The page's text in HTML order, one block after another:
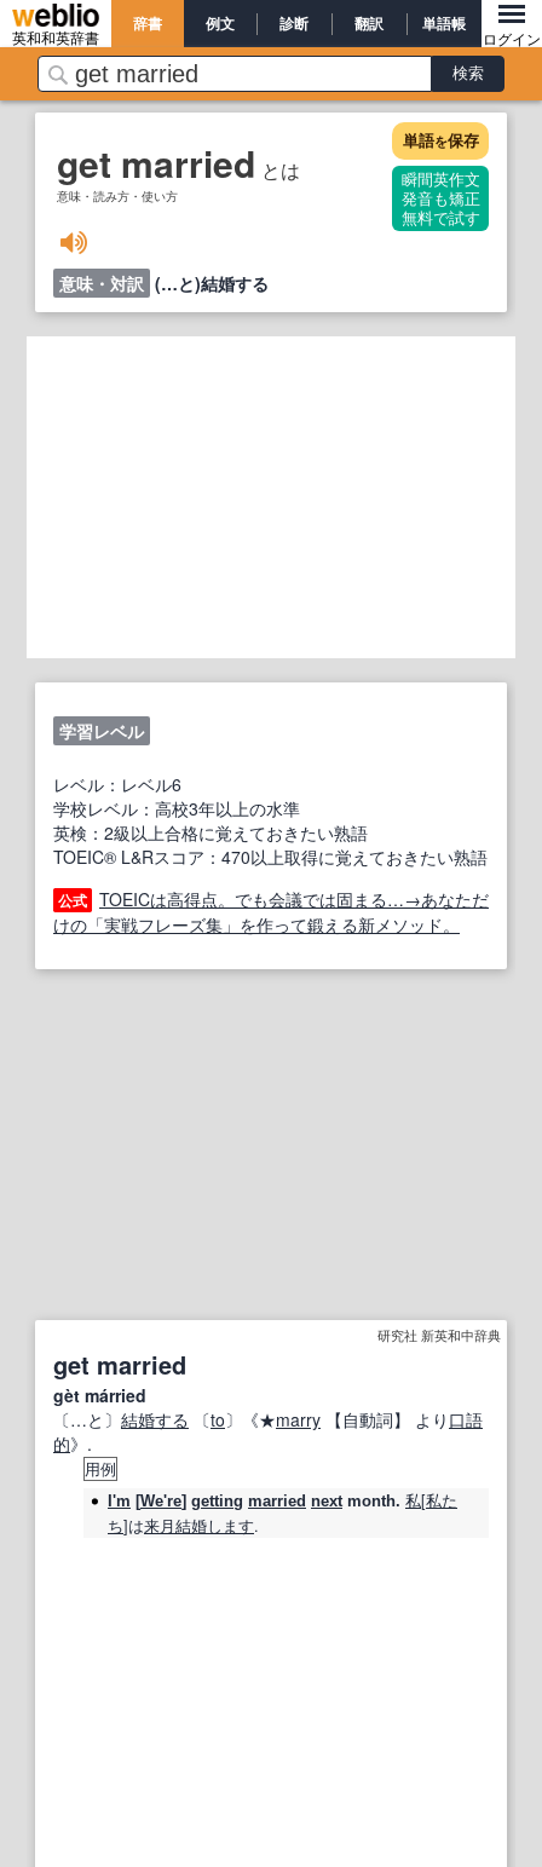
英和和英辞書
辞書 例文 診断 翻訳 単語帳
ログイン
get married とは
意味・読み方・使い方
単語を保存
瞬間英作文
発音も矯正
無料で試す
意味・対訳 (…と)結婚する
学習レベル
レベル：レベル6
学校レベル：高校3年以上の水準
英検：2級以上合格に覚えておきたい熟語
TOEIC® L&Rスコア：470以上取得に覚えておきたい熟語
公式 TOEICは高得点。でも会議では固まる…→あなただ
けの「実戦フレーズ集」を作って鍛える新メソッド。
研究社 新英和中辞典
get married
gèt márried
〔…と〕 結婚する 〔to〕《★marry 【自動詞】 より 口語
的》.
用例
I'm [We're] getting married next month. 私[私た
ち]は来月結婚します.